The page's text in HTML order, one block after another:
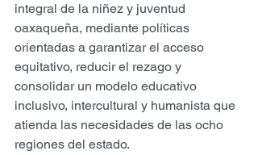
integral de la niñez y juventud
oaxaqueña, mediante políticas
orientadas a garantizar el acceso
equitativo, reducir el rezago y
consolidar un modelo educativo
inclusivo, intercultural y humanista que
atienda las necesidades de las ocho
regiones del estado.